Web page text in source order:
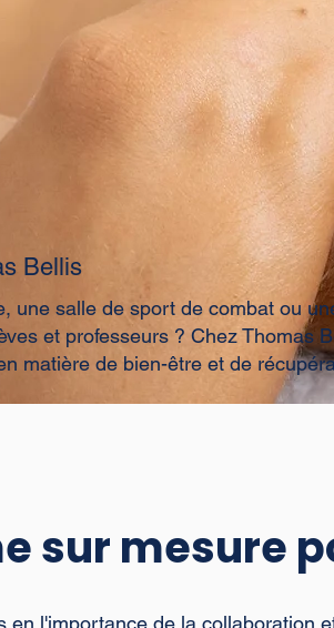
Bellis
une salle de sport de combat ou
et professeurs ? Chez Thomas
matière de bien-être et de
sur mesure
en l'importance de la collaboration